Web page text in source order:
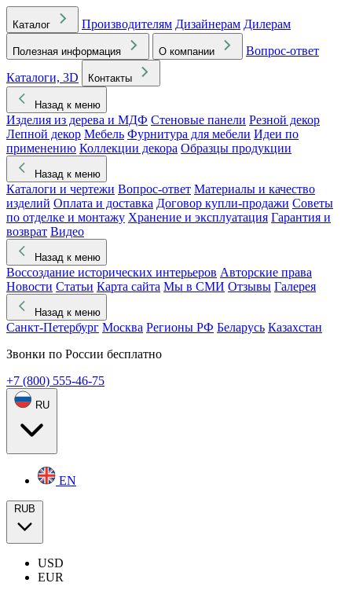
Каталог Производителям Дизайнерам Дилерам
Полезная информация О компании
Вопрос-ответ
Каталоги, 3D
Контакты
Назад к меню
Изделия из дерева и МДФ Стеновые панели Резной декор
Лепной декор Мебель Фурнитура для мебели Идеи по
применению Коллекции декора Образцы продукции
Назад к меню
Каталоги и чертежи Вопрос-ответ Материалы и качество
изделий Оплата и доставка Договор купли-продажи Советы
по отделке и монтажу Хранение и эксплуатация Гарантия и
возврат Видео
Назад к меню
Воссоздание исторических интерьеров Авторские права
Новости Статьи Карта сайта Мы в СМИ Отзывы Галерея
Назад к меню
Санкт-Петербург Москва Регионы РФ Беларусь Казахстан
Звонки по России бесплатно
+7 (800) 555-46-75
RU
EN
RUB
USD
EUR